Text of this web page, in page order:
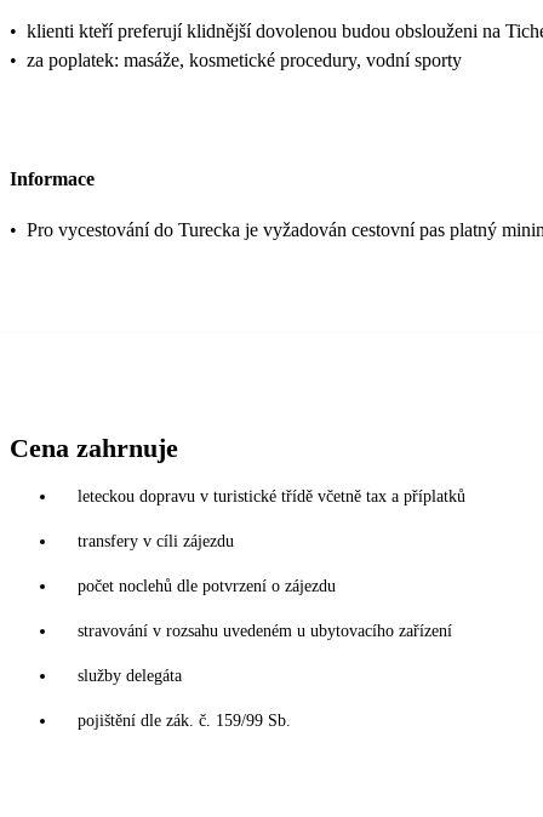
• klienti kteří preferují klidnější dovolenou budou obslouženi na
• za poplatek: masáže, kosmetické procedury, vodní sporty
Informace
• Pro vycestování do Turecka je vyžadován cestovní pas platný
Cena zahrnuje
leteckou dopravu v turistické třídě včetně tax a příplatků
transfery v cíli zájezdu
počet noclehů dle potvrzení o zájezdu
stravování v rozsahu uvedeném u ubytovacího zařízení
služby delegáta
pojištění dle zák. č. 159/99 Sb.